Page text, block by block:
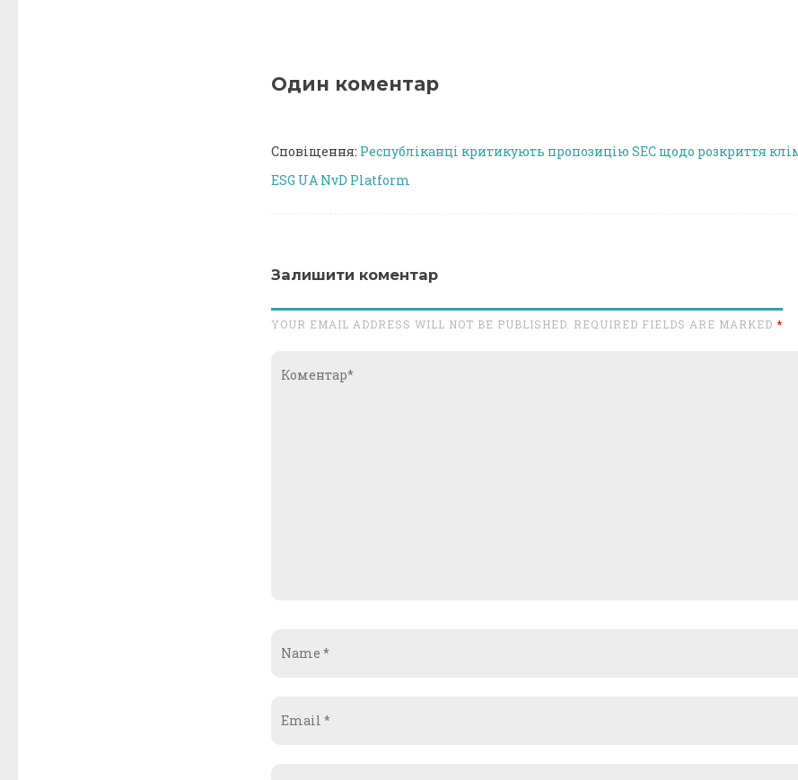
Один коментар
Сповіщення: Республіканці критикують пропозицію SEC щодо розкриття
ESG UA NvD Platform
Залишити коментар
YOUR EMAIL ADDRESS WILL NOT BE PUBLISHED. REQUIRED FIELDS ARE MARKED *